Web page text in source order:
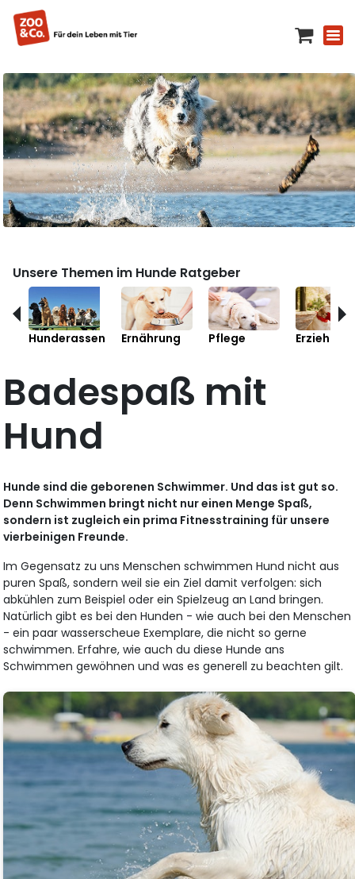
Unsere Themen im Hunde Ratgeber
Hunderassen Ernährung Pflege Erziehung
Badespaß mit
Hund
Hunde sind die geborenen Schwimmer. Und das ist gut so.
Denn Schwimmen bringt nicht nur einen Menge Spaß,
sondern ist zugleich ein prima Fitnesstraining für unsere
vierbeinigen Freunde.
Im Gegensatz zu uns Menschen schwimmen Hund nicht aus
puren Spaß, sondern weil sie ein Ziel damit verfolgen: sich
abkühlen zum Beispiel oder ein Spielzeug an Land bringen.
Natürlich gibt es bei den Hunden - wie auch bei den Menschen
- ein paar wasserscheue Exemplare, die nicht so gerne
schwimmen. Erfahre, wie auch du diese Hunde ans
Schwimmen gewöhnen und was es generell zu beachten gilt.